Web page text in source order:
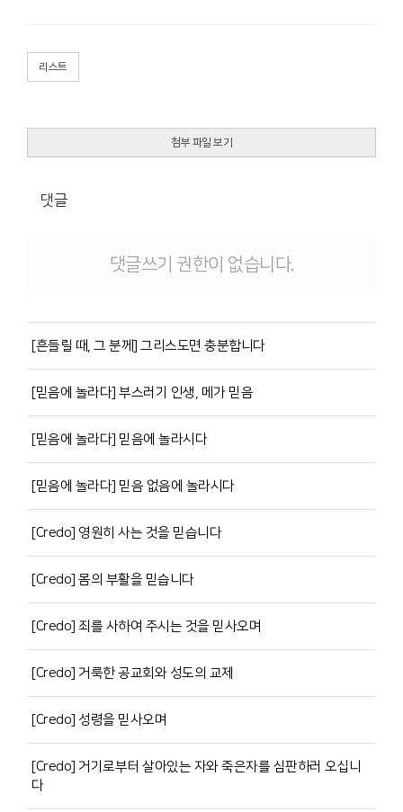
리스트
첨부 파일 보기
댓글
댓글쓰기 권한이 없습니다.
[흔들릴 때, 그 분께] 그리스도면 충분합니다
[믿음에 놀라다] 부스러기 인생, 메가 믿음
[믿음에 놀라다] 믿음에 놀라시다
[믿음에 놀라다] 믿음 없음에 놀라시다
[Credo] 영원히 사는 것을 믿습니다
[Credo] 몸의 부활을 믿습니다
[Credo] 죄를 사하여 주시는 것을 믿사오며
[Credo] 거룩한 공교회와 성도의 교제
[Credo] 성령을 믿사오며
[Credo] 거기로부터 살아있는 자와 죽은자를 심판하러 오십니
다